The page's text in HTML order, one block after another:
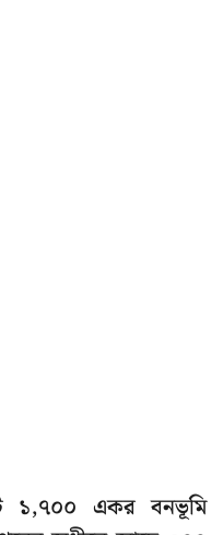
১,৭০০ একর বনভূমি